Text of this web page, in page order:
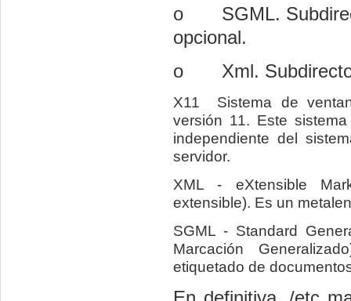
o
SGML.
opcional.
o
Xml.
X11  Sistema de
versión 11. Este
independiente del
servidor.
XML - eXtensible
extensible). Es un
SGML - Standard
Marcación
etiquetado de